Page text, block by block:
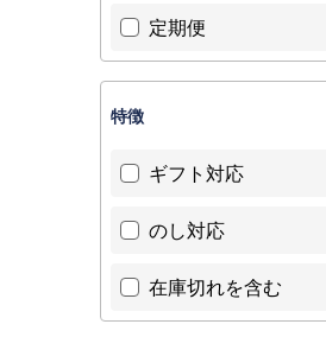
定期便
特徴
ギフト対応
のし対応
在庫切れを含む